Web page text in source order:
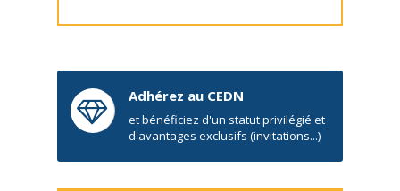
Adhérez au CEDN
et bénéficiez d'un statut privilégié et
d'avantages exclusifs (invitations...)